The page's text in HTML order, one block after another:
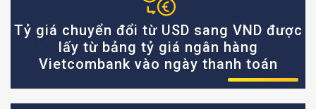
Tỷ giá chuyển đổi từ USD sang VND được
lấy từ bảng tỷ giá ngân hàng
Vietcombank vào ngày thanh toán